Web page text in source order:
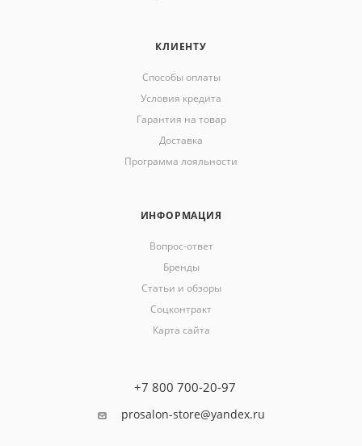
КЛИЕНТУ
Способы оплаты
Условия кредита
Гарантия на товар
Доставка
Программа лояльности
ИНФОРМАЦИЯ
Вопрос-ответ
Бренды
Статьи и обзоры
Соцконтракт
Карта сайта
+7 800 700-20-97
prosalon-store@yandex.ru